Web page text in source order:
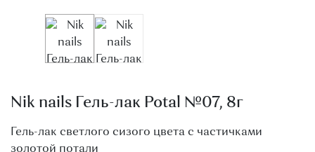
Nik nails Гель-лак Potal №07, 8г
Гель-лак светлого сизого цвета с частичками
золотой потали